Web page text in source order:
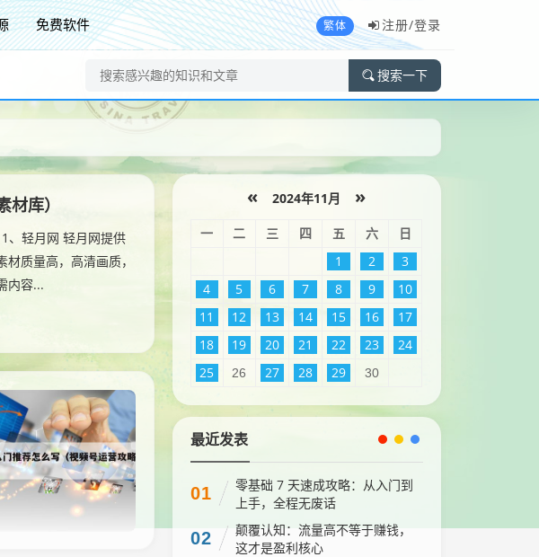
免费软件 繁体 注册/登录
搜索一下
库）
、轻月网 轻月网提供
质量高，高清画质，
内容...
« 2024年11月 »
一 二 三 四 五 六 日
1 2
3
4
5 6 7 8 9
10
11
12 13 14 15 16
17
18
19 20 21 22 23
24
25
26 27 28 29 30
最近发表
01
零基础 7 天速成攻略：从入门到
上手，全程无废话
02
颠覆认知：流量高不等于赚钱，
这才是盈利核心